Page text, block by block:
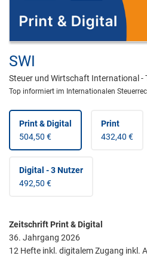
SWI
Steuer und Wirtschaft International -
Top informiert im Internationalen
Print & Digital
504,50 €
Print
432,40 €
Digital - 3 Nutzer
492,50 €
Zeitschrift Print & Digital
36. Jahrgang 2026
12 Hefte inkl. digitalem Zugang inkl.